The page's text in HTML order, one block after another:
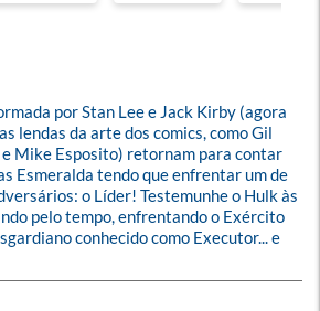
por Stan Lee e Jack Kirby (agora
lendas da arte dos comics, como Gil
e Mike Esposito) retornam para contar
Esmeralda tendo que enfrentar um de
o Líder! Testemunhe o Hulk às
pelo tempo, enfrentando o Exército
conhecido como Executor... e